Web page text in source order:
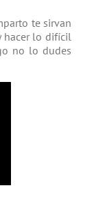
te sirvan
hacer lo difícil
no lo dudes